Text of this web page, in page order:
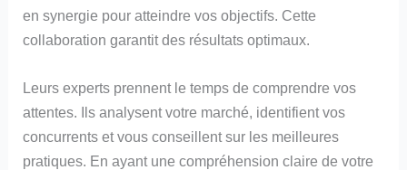
en synergie pour atteindre vos objectifs. Cette
collaboration garantit des résultats optimaux.
Leurs experts prennent le temps de comprendre vos
attentes. Ils analysent votre marché, identifient vos
concurrents et vous conseillent sur les meilleures
pratiques. En ayant une compréhension claire de votre